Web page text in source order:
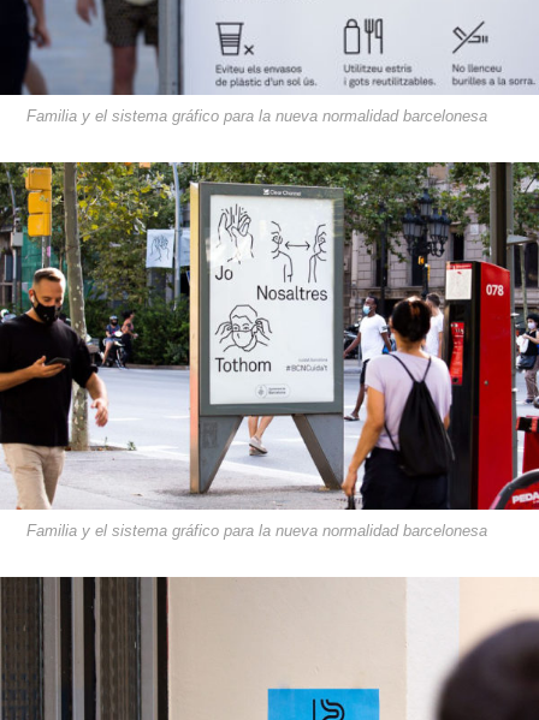
Familia y el sistema gráfico para la nueva normalidad barcelonesa
Familia y el sistema gráfico para la nueva normalidad barcelonesa